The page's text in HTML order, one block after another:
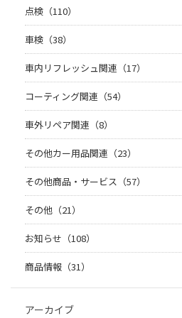
点検（110）
車検（38）
車内リフレッシュ関連（17）
コーティング関連（54）
車外リペア関連（8）
その他カー用品関連（23）
その他商品・サービス（57）
その他（21）
お知らせ（108）
商品情報（31）
アーカイブ